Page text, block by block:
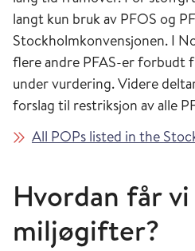
langt kun bruk av PFOS og
Stockholmkonvensjonen. I
flere andre PFAS-er forbudt
under vurdering. Videre
forslag til restriksjon av alle
All POPs listed in the
Hvordan får vi
miljøgifter?